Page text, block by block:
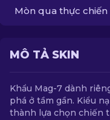
Mòn qua thực chiến
MÔ TẢ SKIN
Khẩu Mag-7 dành
phá ở tầm gần. Kiểu
thành lựa chọn chiến